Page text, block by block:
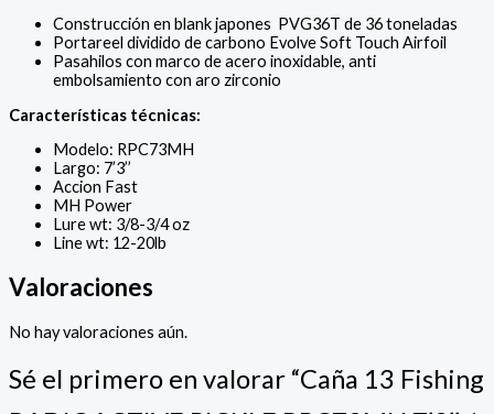
Construcción en blank japones PVG36T de 36 toneladas
Portareel dividido de carbono Evolve Soft Touch Airfoil
Pasahilos con marco de acero inoxidable, anti
embolsamiento con aro zirconio
Características técnicas:
Modelo: RPC73MH
Largo: 7’3’’
Accion Fast
MH Power
Lure wt: 3/8-3/4 oz
Line wt: 12-20lb
Valoraciones
No hay valoraciones aún.
Sé el primero en valorar “Caña 13 Fishing